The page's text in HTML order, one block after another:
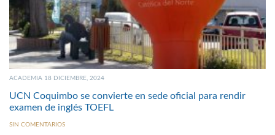
ACADEMIA 18 DICIEMBRE, 2024
UCN Coquimbo se convierte en sede oficial para rendir
examen de inglés TOEFL
SIN COMENTARIOS